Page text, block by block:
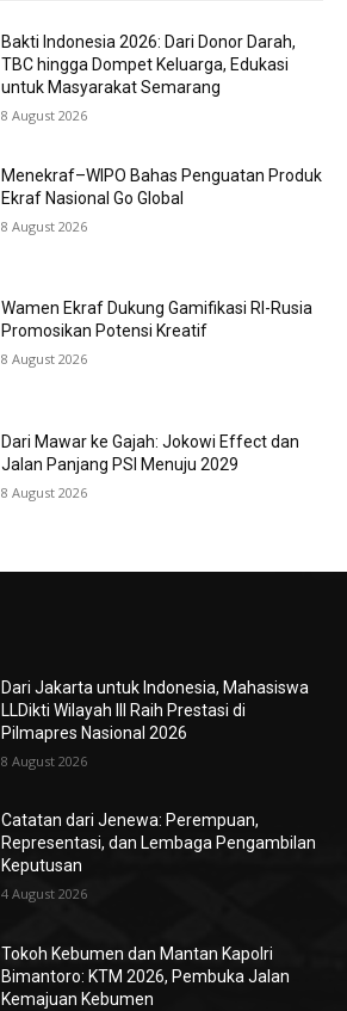
Bakti Indonesia 2026: Dari Donor Darah,
TBC hingga Dompet Keluarga, Edukasi
untuk Masyarakat Semarang
8 August 2026
Menekraf–WIPO Bahas Penguatan Produk
Ekraf Nasional Go Global
8 August 2026
Wamen Ekraf Dukung Gamifikasi RI-Rusia
Promosikan Potensi Kreatif
8 August 2026
Dari Mawar ke Gajah: Jokowi Effect dan
Jalan Panjang PSI Menuju 2029
8 August 2026
Dari Jakarta untuk Indonesia, Mahasiswa
LLDikti Wilayah III Raih Prestasi di
Pilmapres Nasional 2026
8 August 2026
Catatan dari Jenewa: Perempuan,
Representasi, dan Lembaga Pengambilan
Keputusan
4 August 2026
Tokoh Kebumen dan Mantan Kapolri
Bimantoro: KTM 2026, Pembuka Jalan
Kemajuan Kebumen